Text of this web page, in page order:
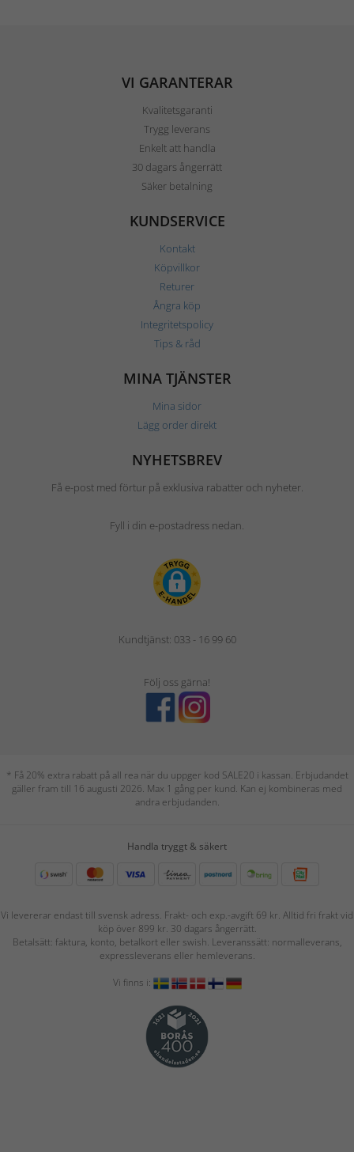
VI GARANTERAR
Kvalitetsgaranti
Trygg leverans
Enkelt att handla
30 dagars ångerrätt
Säker betalning
KUNDSERVICE
Kontakt
Köpvillkor
Returer
Ångra köp
Integritetspolicy
Tips & råd
MINA TJÄNSTER
Mina sidor
Lägg order direkt
NYHETSBREV
Få e-post med förtur på exklusiva rabatter och nyheter.
Fyll i din e-postadress nedan.
Kundtjänst: 033 - 16 99 60
Följ oss gärna!
* Få 20% extra rabatt på all rea när du uppger kod SALE20 i kassan. Erbjudandet
gäller fram till 16 augusti 2026. Max 1 gång per kund. Kan ej kombineras med
andra erbjudanden.
Handla tryggt & säkert
Vi levererar endast till svensk adress. Frakt- och exp.-avgift 69 kr. Alltid fri frakt vid
köp över 899 kr. 30 dagars ångerrätt.
Betalsätt: faktura, konto, betalkort eller swish. Leveranssätt: normalleverans,
expressleverans eller hemleverans.
Vi finns i: